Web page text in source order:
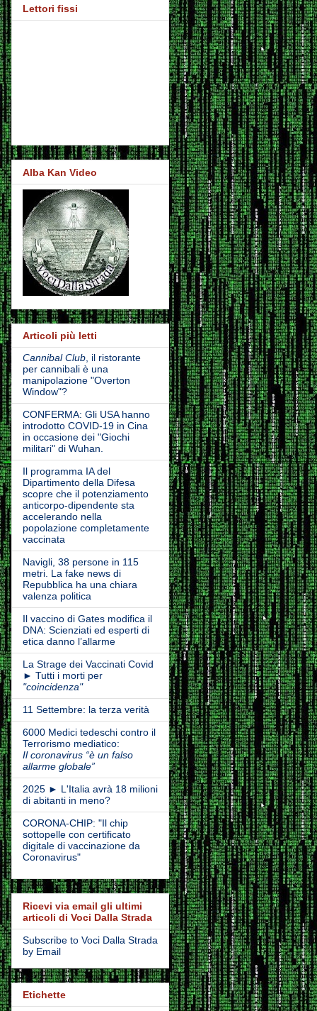
Lettori fissi
Alba Kan Video
Articoli più letti
Cannibal Club, il ristorante
per cannibali è una
manipolazione "Overton
Window"?
CONFERMA: Gli USA hanno
introdotto COVID-19 in Cina
in occasione dei "Giochi
militari" di Wuhan.
Il programma IA del
Dipartimento della Difesa
scopre che il potenziamento
anticorpo-dipendente sta
accelerando nella
popolazione completamente
vaccinata
Navigli, 38 persone in 115
metri. La fake news di
Repubblica ha una chiara
valenza politica
Il vaccino di Gates modifica il
DNA: Scienziati ed esperti di
etica danno l’allarme
La Strage dei Vaccinati Covid
► Tutti i morti per
"coincidenza"
11 Settembre: la terza verità
6000 Medici tedeschi contro il
Terrorismo mediatico:
Il coronavirus “è un falso
allarme globale”
2025 ► L'Italia avrà 18 milioni
di abitanti in meno?
CORONA-CHIP: "Il chip
sottopelle con certificato
digitale di vaccinazione da
Coronavirus"
Ricevi via email gli ultimi
articoli di Voci Dalla Strada
Subscribe to Voci Dalla Strada
by Email
Etichette